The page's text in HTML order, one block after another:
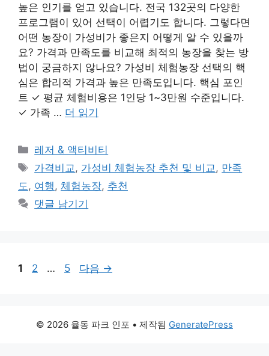
높은 인기를 얻고 있습니다. 전국 132곳의 다양한
프로그램이 있어 선택이 어렵기도 합니다. 그렇다면
어떤 농장이 가성비가 좋은지 어떻게 알 수 있을까
요? 가격과 만족도를 비교해 최적의 농장을 찾는 방
법이 궁금하지 않나요? 가성비 체험농장 선택의 핵
심은 합리적 가격과 높은 만족도입니다. 핵심 포인
트 ✓ 평균 체험비용은 1인당 1~3만원 수준입니다.
✓ 가족 … 더 읽기
카
테
고
리
레저 & 액티비티
태
그
가격비교 , 가성비 체험농장 추천 및 비교 , 만족
도 , 여행 , 체험농장, 추천
댓글 남기기
페
1
페
2 …
페
5 다음 →
© 2026 율동 파크 인포 • 제작됨 GeneratePress